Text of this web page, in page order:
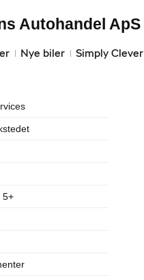
Nye biler Simply Clever
Autohandel ApS
5+